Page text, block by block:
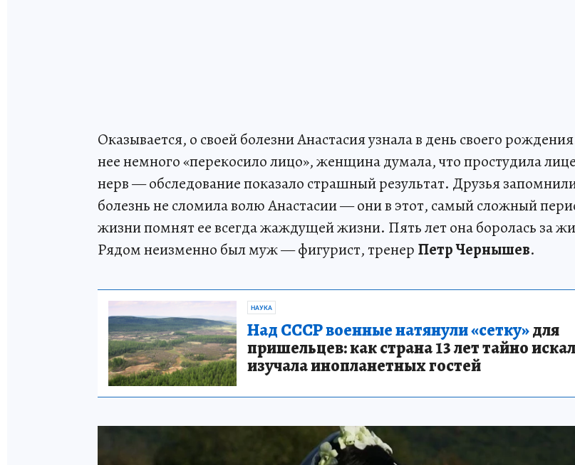
Оказывается, о своей болезни Анастасия узнала в день своего
нее немного «перекосило лицо», женщина думала, что простудила
нерв — обследование показало страшный результат. Друзья
болезнь не сломила волю Анастасии — они в этот, самый сложный
жизни помнят ее всегда жаждущей жизни. Пять лет она боролась за
Рядом неизменно был муж — фигурист, тренер Петр Чернышев.
НАУКА
Над СССР военные натянули «сетку»для
пришельцев: как страна 13 лет тайно
изучала инопланетных гостей